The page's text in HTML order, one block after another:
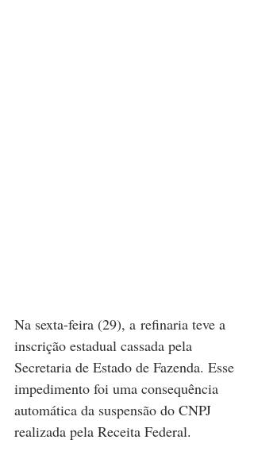
Na sexta-feira (29), a refinaria teve a
inscrição estadual cassada pela
Secretaria de Estado de Fazenda. Esse
impedimento foi uma consequência
automática da suspensão do CNPJ
realizada pela Receita Federal.